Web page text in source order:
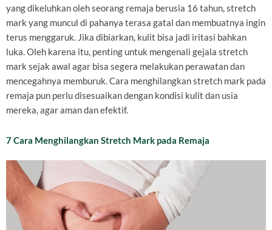
yang dikeluhkan oleh seorang remaja berusia 16 tahun, stretch
mark yang muncul di pahanya terasa gatal dan membuatnya ingin
terus menggaruk. Jika dibiarkan, kulit bisa jadi iritasi bahkan
luka. Oleh karena itu, penting untuk mengenali gejala stretch
mark sejak awal agar bisa segera melakukan perawatan dan
mencegahnya memburuk. Cara menghilangkan stretch mark pada
remaja pun perlu disesuaikan dengan kondisi kulit dan usia
mereka, agar aman dan efektif.
7 Cara Menghilangkan Stretch Mark pada Remaja